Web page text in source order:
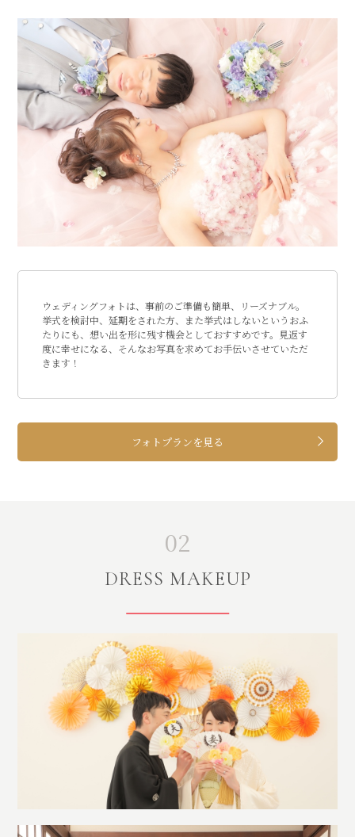
ウェディングフォトは、事前のご準備も簡単、リーズナブル。
挙式を検討中、延期をされた方、また挙式はしないというおふ
たりにも、想い出を形に残す機会としておすすめです。見返す
度に幸せになる、そんなお写真を求めてお手伝いさせていただ
きます！
フォトプランを見る
02
DRESS MAKEUP